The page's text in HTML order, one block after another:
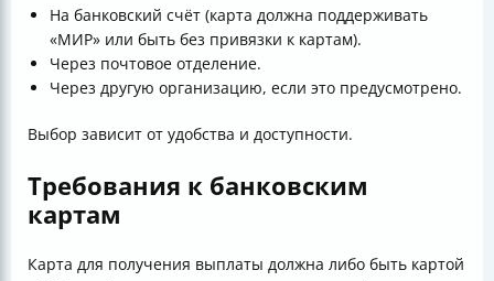
На банковский счёт (карта должна поддерживать
«МИР» или быть без привязки к картам).
Через почтовое отделение.
Через другую организацию, если это предусмотрено.
Выбор зависит от удобства и доступности.
Требования к банковским
картам
Карта для получения выплаты должна либо быть картой